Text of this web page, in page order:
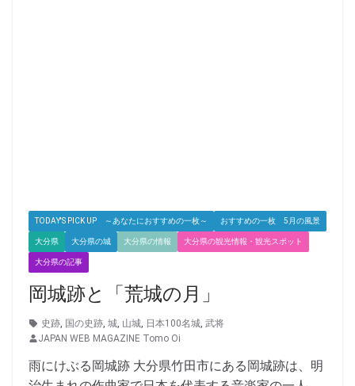
TODAY'S PICK UP ～あなたにおすすめの一枚～ おすすめの一枚 5月の風景
大分県 大分県の城 大分県の情報 大分県の観光情報・観光スポット
大分県の記事
岡城跡と「荒城の月」
史跡, 国の史跡, 城, 山城, 日本100名城, 武将
JAPAN WEB MAGAZINE Tomo Oi
雨にけぶる岡城跡 大分県竹田市にある岡城跡は、明